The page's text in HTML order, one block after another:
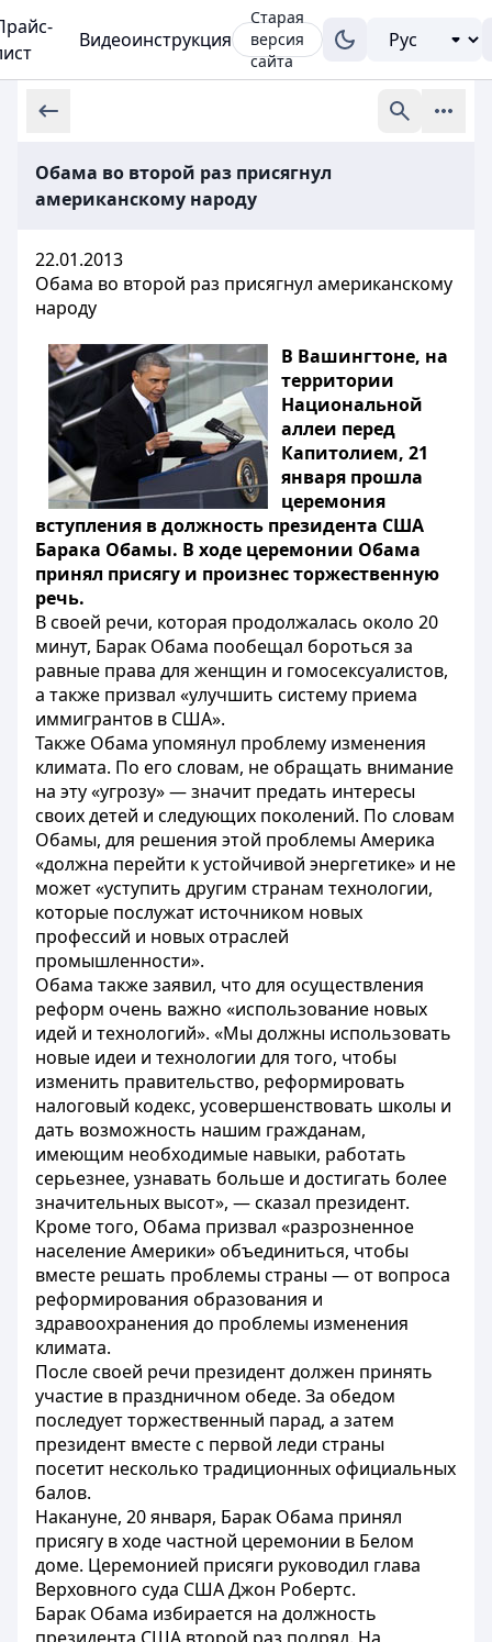
Видеоинструкция
Старая
версия
сайта
Обама во второй раз присягнул
американскому народу
22.01.2013
Обама во второй раз присягнул американскому
народу
В Вашингтоне, на
территории
Национальной
аллеи перед
Капитолием, 21
января прошла
церемония
вступления в должность президента США
Барака Обамы. В ходе церемонии Обама
принял присягу и произнес торжественную
речь.
В своей речи, которая продолжалась около 20
минут, Барак Обама пообещал бороться за
равные права для женщин и гомосексуалистов,
а также призвал «улучшить систему приема
иммигрантов в США».
Также Обама упомянул проблему изменения
климата. По его словам, не обращать внимание
на эту «угрозу» — значит предать интересы
своих детей и следующих поколений. По словам
Обамы, для решения этой проблемы Америка
«должна перейти к устойчивой энергетике» и не
может «уступить другим странам технологии,
которые послужат источником новых
профессий и новых отраслей
промышленности».
Обама также заявил, что для осуществления
реформ очень важно «использование новых
идей и технологий». «Мы должны использовать
новые идеи и технологии для того, чтобы
изменить правительство, реформировать
налоговый кодекс, усовершенствовать школы и
дать возможность нашим гражданам,
имеющим необходимые навыки, работать
серьезнее, узнавать больше и достигать более
значительных высот», — сказал президент.
Кроме того, Обама призвал «разрозненное
население Америки» объединиться, чтобы
вместе решать проблемы страны — от вопроса
реформирования образования и
здравоохранения до проблемы изменения
климата.
После своей речи президент должен принять
участие в праздничном обеде. За обедом
последует торжественный парад, а затем
президент вместе с первой леди страны
посетит несколько традиционных официальных
балов.
Накануне, 20 января, Барак Обама принял
присягу в ходе частной церемонии в Белом
доме. Церемонией присяги руководил глава
Верховного суда США Джон Робертс.
Барак Обама избирается на должность